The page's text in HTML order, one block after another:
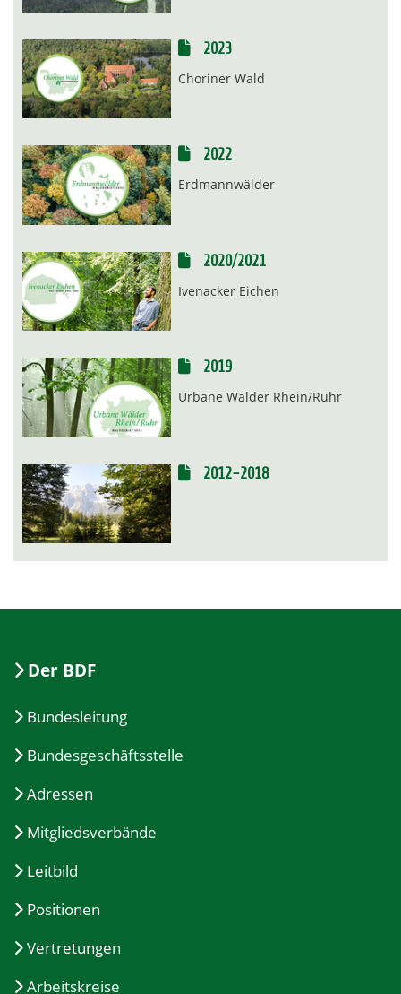
2023
Choriner Wald
2022
Erdmannwälder
2020/2021
Ivenacker Eichen
2019
Urbane Wälder Rhein/Ruhr
2012-2018
Der BDF
Bundesleitung
Bundesgeschäftsstelle
Adressen
Mitgliedsverbände
Leitbild
Positionen
Vertretungen
Arbeitskreise